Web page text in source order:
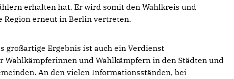
erhalten hat. Er wird somit den Wahlkreis und
Region erneut in Berlin vertreten.
großartige Ergebnis ist auch ein Verdienst
Wahlkämpferinnen und Wahlkämpfern in den Städten und
An den vielen Informationsständen, bei